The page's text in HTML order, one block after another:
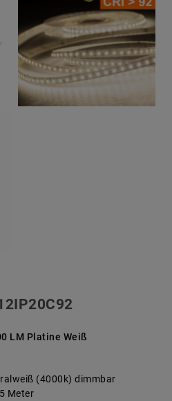
LM Platine Weiß
(4000k) dimmbar
Meter